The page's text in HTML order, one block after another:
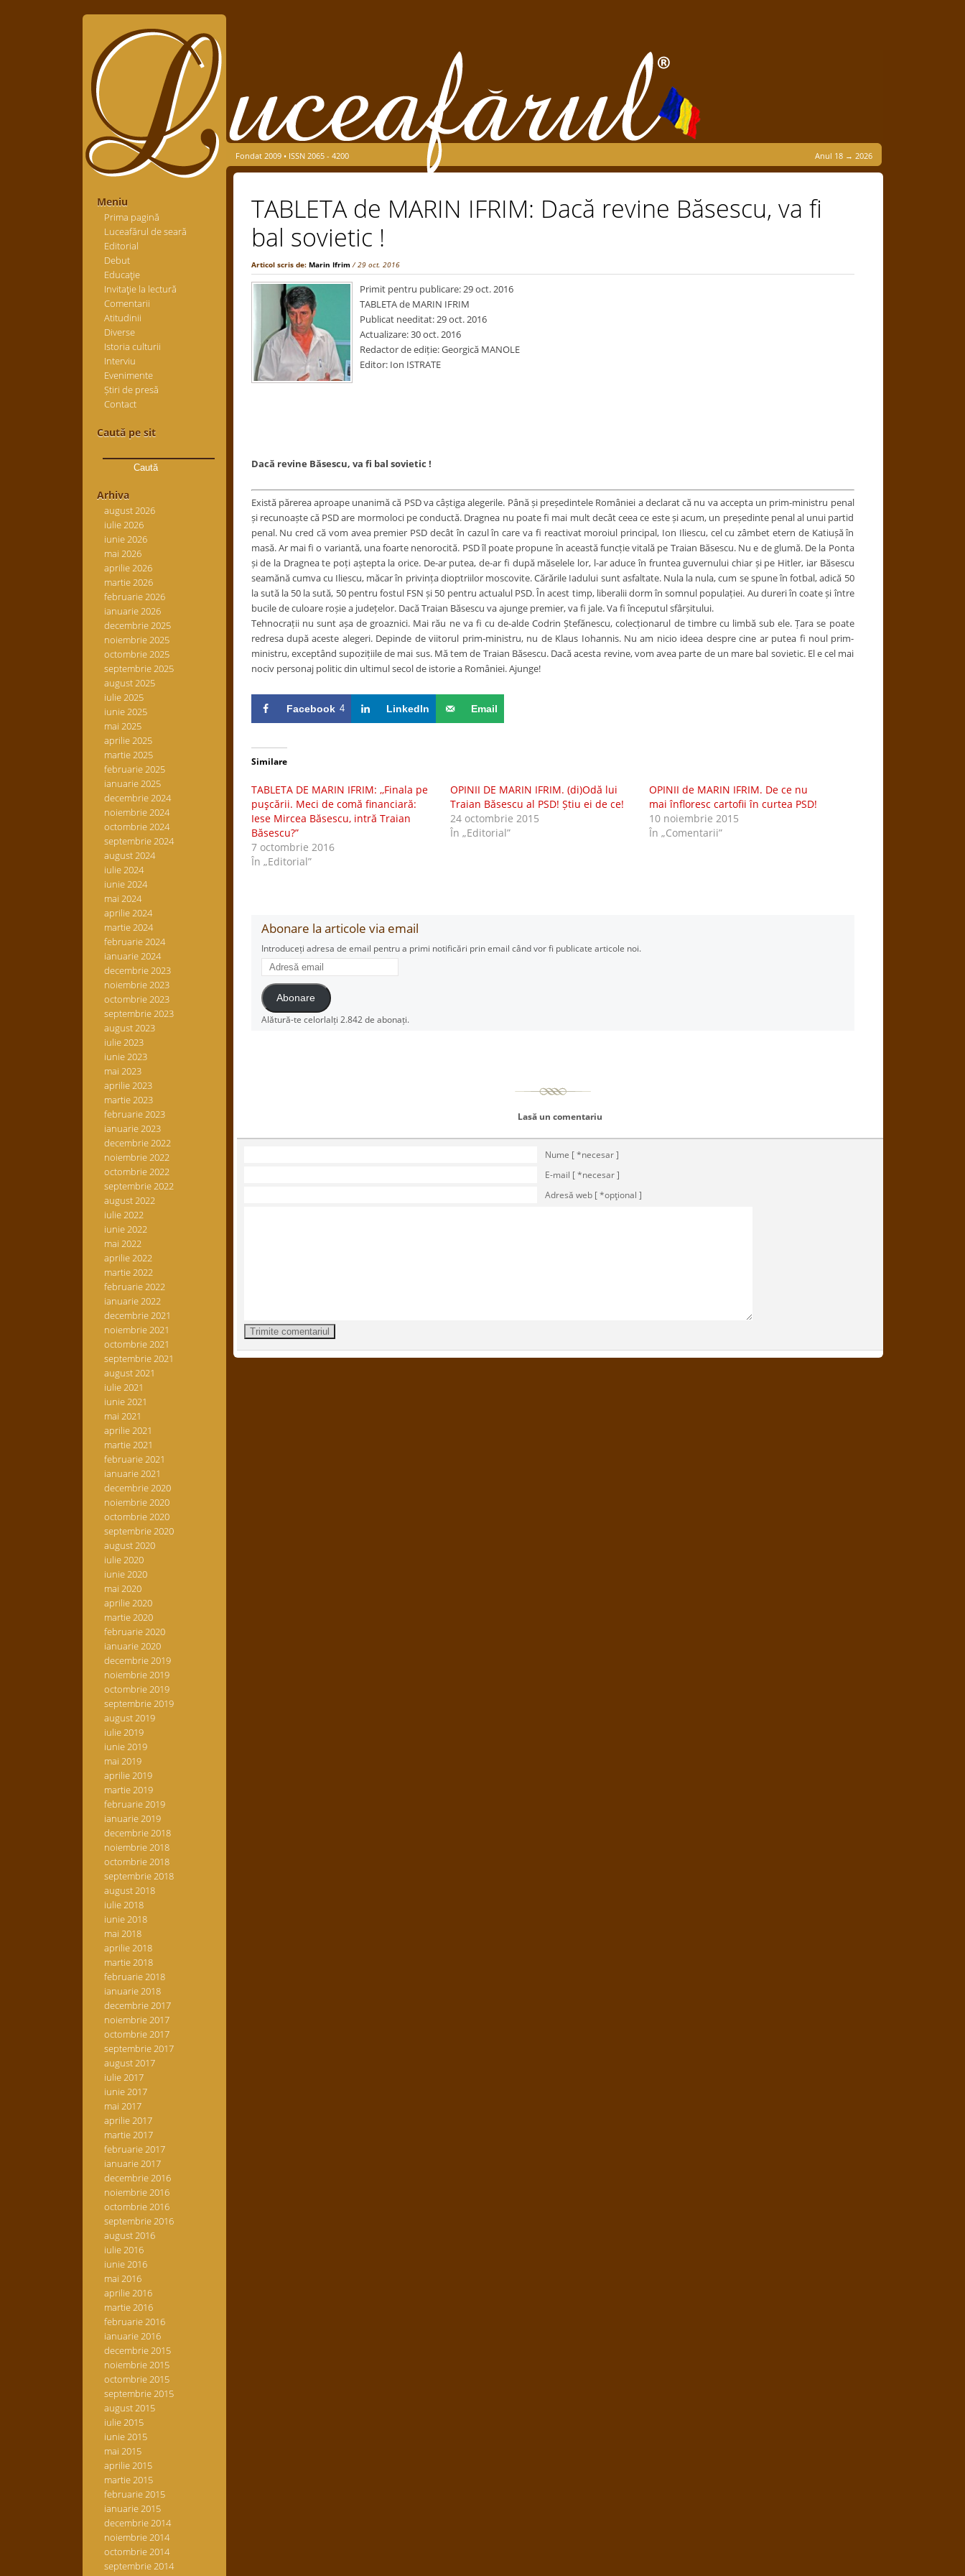
Meniu
Prima pagină
Luceafărul de seară
Editorial
Debut
Educaţie
Invitaţie la lectură
Comentarii
Atitudinii
Diverse
Istoria culturii
Interviu
Evenimente
Știri de presă
Contact
Caută pe sit
după:
Arhiva
august 2026
iulie 2026
iunie 2026
mai 2026
aprilie 2026
martie 2026
februarie 2026
ianuarie 2026
decembrie 2025
noiembrie 2025
octombrie 2025
septembrie 2025
august 2025
iulie 2025
iunie 2025
mai 2025
aprilie 2025
martie 2025
februarie 2025
ianuarie 2025
decembrie 2024
noiembrie 2024
octombrie 2024
septembrie 2024
august 2024
iulie 2024
iunie 2024
mai 2024
aprilie 2024
martie 2024
februarie 2024
ianuarie 2024
decembrie 2023
noiembrie 2023
octombrie 2023
septembrie 2023
august 2023
iulie 2023
iunie 2023
mai 2023
aprilie 2023
martie 2023
februarie 2023
ianuarie 2023
decembrie 2022
noiembrie 2022
octombrie 2022
septembrie 2022
august 2022
iulie 2022
iunie 2022
mai 2022
aprilie 2022
martie 2022
februarie 2022
ianuarie 2022
decembrie 2021
noiembrie 2021
octombrie 2021
septembrie 2021
august 2021
iulie 2021
iunie 2021
mai 2021
aprilie 2021
martie 2021
februarie 2021
ianuarie 2021
decembrie 2020
noiembrie 2020
octombrie 2020
septembrie 2020
august 2020
iulie 2020
iunie 2020
mai 2020
aprilie 2020
martie 2020
februarie 2020
ianuarie 2020
decembrie 2019
noiembrie 2019
octombrie 2019
septembrie 2019
august 2019
iulie 2019
iunie 2019
mai 2019
aprilie 2019
martie 2019
februarie 2019
ianuarie 2019
decembrie 2018
noiembrie 2018
octombrie 2018
septembrie 2018
august 2018
iulie 2018
iunie 2018
mai 2018
aprilie 2018
martie 2018
februarie 2018
ianuarie 2018
decembrie 2017
noiembrie 2017
octombrie 2017
septembrie 2017
august 2017
iulie 2017
iunie 2017
mai 2017
aprilie 2017
martie 2017
februarie 2017
ianuarie 2017
decembrie 2016
noiembrie 2016
octombrie 2016
septembrie 2016
august 2016
iulie 2016
iunie 2016
mai 2016
aprilie 2016
martie 2016
februarie 2016
ianuarie 2016
decembrie 2015
noiembrie 2015
octombrie 2015
septembrie 2015
august 2015
iulie 2015
iunie 2015
mai 2015
aprilie 2015
martie 2015
februarie 2015
ianuarie 2015
decembrie 2014
noiembrie 2014
octombrie 2014
septembrie 2014
Fondat 2009 • ISSN 2065 - 4200 Anul 18 → 2026
TABLETA de MARIN IFRIM: Dacă revine Băsescu, va fi
bal sovietic !
Articol scris de: Marin Ifrim / 29 oct. 2016
Primit pentru publicare: 29 oct. 2016
TABLETA de MARIN IFRIM
Publicat needitat: 29 oct. 2016
Actualizare: 30 oct. 2016
Redactor de ediție: Georgică MANOLE
Editor: Ion ISTRATE
Dacă revine Băsescu, va fi bal sovietic !
Există părerea aproape unanimă că PSD va câștiga alegerile. Până și președintele României a declarat că nu va accepta un prim-ministru penal
și recunoaște că PSD are mormoloci pe conductă. Dragnea nu poate fi mai mult decât ceea ce este și acum, un președinte penal al unui partid
penal. Nu cred că vom avea premier PSD decât în cazul în care va fi reactivat moroiul principal, Ion Iliescu, cel cu zâmbet etern de Katiușă în
masă. Ar mai fi o variantă, una foarte nenorocită. PSD îl poate propune în această funcție vitală pe Traian Băsescu. Nu e de glumă. De la Ponta
și de la Dragnea te poți aștepta la orice. De-ar putea, de-ar fi după măselele lor, l-ar aduce în fruntea guvernului chiar și pe Hitler, iar Băsescu
seamănă cumva cu Iliescu, măcar în privința dioptriilor moscovite. Cărările Iadului sunt asfaltate. Nula la nula, cum se spune în fotbal, adică 50
la sută la 50 la sută, 50 pentru fostul FSN și 50 pentru actualul PSD. În acest timp, liberalii dorm în somnul populației. Au dureri în coate și între
bucile de culoare roșie a județelor. Dacă Traian Băsescu va ajunge premier, va fi jale. Va fi începutul sfârșitului.
Tehnocrații nu sunt așa de groaznici. Mai rău ne va fi cu de-alde Codrin Ștefănescu, colecționarul de timbre cu limbă sub ele. Țara se poate
redresa după aceste alegeri. Depinde de viitorul prim-ministru, nu de Klaus Iohannis. Nu am nicio ideea despre cine ar putea fi noul prim-
ministru, exceptând supozițiile de mai sus. Mă tem de Traian Băsescu. Dacă acesta revine, vom avea parte de un mare bal sovietic. El e cel mai
nociv personaj politic din ultimul secol de istorie a României. Ajunge!
Facebook 4 LinkedIn Email
Similare
TABLETA DE MARIN IFRIM: ,,Finala pe
puşcării. Meci de comă financiară:
Iese Mircea Băsescu, intră Traian
Băsescu?”
7 octombrie 2016
În „Editorial”
OPINII DE MARIN IFRIM. (di)Odă lui
Traian Băsescu al PSD! Știu ei de ce!
24 octombrie 2015
În „Editorial”
OPINII de MARIN IFRIM. De ce nu
mai înfloresc cartofii în curtea PSD!
10 noiembrie 2015
În „Comentarii”
Abonare la articole via email
Introduceți adresa de email pentru a primi notificări prin email când vor fi publicate articole noi.
Adresă
email
Abonare
Alătură-te celorlalți 2.842 de abonați.
Lasă un comentariu
Nume [ *necesar ]
E-mail [ *necesar ]
Adresă web [ *opţional ]